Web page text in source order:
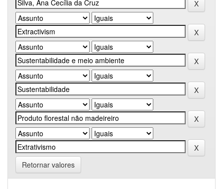
Retornar valores